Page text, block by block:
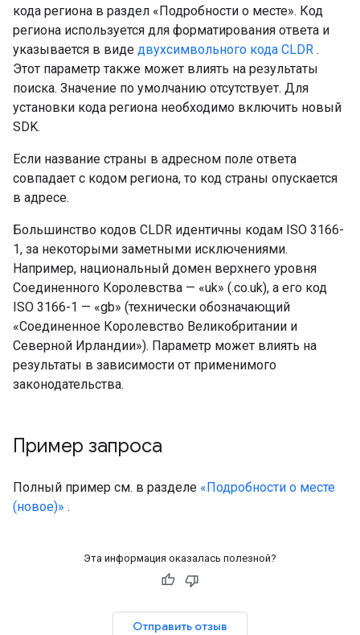
кода региона в раздел «Подробности о месте». Код
региона используется для форматирования ответа и
указывается в виде двухсимвольного кода CLDR .
Этот параметр также может влиять на результаты
поиска. Значение по умолчанию отсутствует. Для
установки кода региона необходимо включить новый
SDK.
Если название страны в адресном поле ответа
совпадает с кодом региона, то код страны опускается
в адресе.
Большинство кодов CLDR идентичны кодам ISO 3166-
1, за некоторыми заметными исключениями.
Например, национальный домен верхнего уровня
Соединенного Королевства — «uk» (.co.uk), а его код
ISO 3166-1 — «gb» (технически обозначающий
«Соединенное Королевство Великобритании и
Северной Ирландии»). Параметр может влиять на
результаты в зависимости от применимого
законодательства.
Пример запроса
Полный пример см. в разделе «Подробности о месте
(новое)» .
Эта информация оказалась полезной?
Отправить отзыв